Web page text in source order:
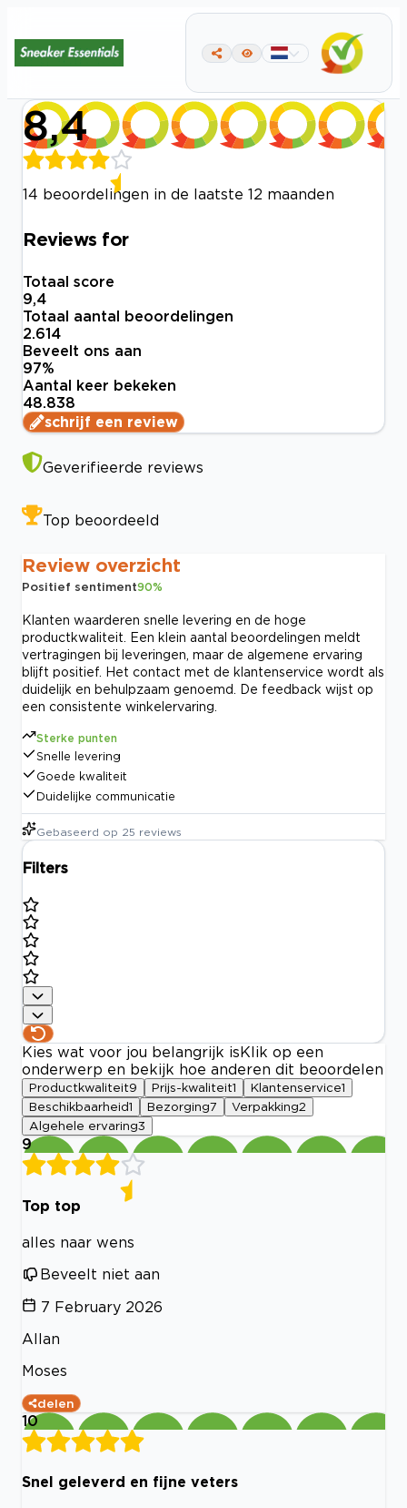
8,4
14 beoordelingen in de laatste 12 maanden
Reviews for
Totaal score
9,4
Totaal aantal beoordelingen
2.614
Beveelt ons aan
97%
Aantal keer bekeken
48.838
schrijf een review
Geverifieerde reviews
Top beoordeeld
Review overzicht
Positief sentiment90%
Klanten waarderen snelle levering en de hoge
productkwaliteit. Een klein aantal beoordelingen meldt
vertragingen bij leveringen, maar de algemene ervaring
blijft positief. Het contact met de klantenservice wordt als
duidelijk en behulpzaam genoemd. De feedback wijst op
een consistente winkelervaring.
Sterke punten
Snelle levering
Goede kwaliteit
Duidelijke communicatie
Gebaseerd op 25 reviews
Filters
Kies wat voor jou belangrijk is Klik op een
onderwerp en bekijk hoe anderen dit beoordelen
Productkwaliteit9 Prijs-kwaliteit1 Klantenservice1
Beschikbaarheid1 Bezorging7 Verpakking2
Algehele ervaring3
9
Top top
alles naar wens
Beveelt niet aan
7 February 2026
Allan
Moses
delen
10
Snel geleverd en fijne veters